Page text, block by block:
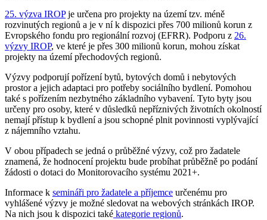
25. výzva IROPje určena pro projekty na území tzv. méně
rozvinutých regionů a je v ní k dispozici přes 700 milionů korun z
Evropského fondu pro regionální rozvoj (EFRR). Podporu z 26.
výzvy IROP, ve které je přes 300 milionů korun, mohou získat
projekty na území přechodových regionů.
Výzvy podporují pořízení bytů, bytových domů i nebytových
prostor a jejich adaptaci pro potřeby sociálního bydlení. Pomohou
také s pořízením nezbytného základního vybavení. Tyto byty jsou
určeny pro osoby, které v důsledků nepříznivých životních okolností
nemají přístup k bydlení a jsou schopné plnit povinnosti vyplývající
z nájemního vztahu.
V obou případech se jedná o průběžné výzvy, což pro žadatele
znamená, že hodnocení projektu bude probíhat průběžně po podání
žádosti o dotaci do Monitorovacího systému 2021+.
Informace k semináři pro žadatele a příjemce určenému pro
vyhlášené výzvy je možné sledovat na webových stránkách IROP.
Na nich jsou k dispozici také kategorie regionů.